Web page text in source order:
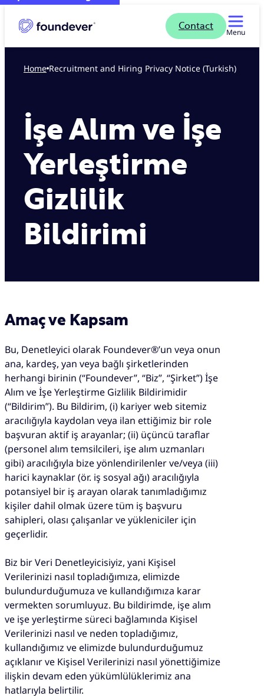
Contact
Menu
Home Recruitment and Hiring Privacy Notice (Turkish)
İşe Alım ve İşe
Yerleştirme
Gizlilik
Bildirimi
Amaç ve Kapsam
Bu, Denetleyici olarak Foundever®’un veya onun
ana, kardeş, yan veya bağlı şirketlerinden
herhangi birinin (“Foundever”, “Biz”, “Şirket”) İşe
Alım ve İşe Yerleştirme Gizlilik Bildirimidir
(“Bildirim”). Bu Bildirim, (i) kariyer web sitemiz
aracılığıyla kaydolan veya ilan ettiğimiz bir role
başvuran aktif iş arayanlar; (ii) üçüncü taraflar
(personel alım temsilcileri, işe alım uzmanları
gibi) aracılığıyla bize yönlendirilenler ve/veya (iii)
harici kaynaklar (ör. iş sosyal ağı) aracılığıyla
potansiyel bir iş arayan olarak tanımladığımız
kişiler dahil olmak üzere tüm iş başvuru
sahipleri, olası çalışanlar ve yükleniciler için
geçerlidir.
Biz bir Veri Denetleyicisiyiz, yani Kişisel
Verilerinizi nasıl topladığımıza, elimizde
bulundurduğumuza ve kullandığımıza karar
vermekten sorumluyuz. Bu bildirimde, işe alım
ve işe yerleştirme süreci bağlamında Kişisel
Verilerinizi nasıl ve neden topladığımız,
kullandığımız ve elimizde bulundurduğumuz
açıklanır ve Kişisel Verilerinizi nasıl yönettiğimize
ilişkin devam eden yükümlülüklerimiz ana
hatlarıyla belirtilir.